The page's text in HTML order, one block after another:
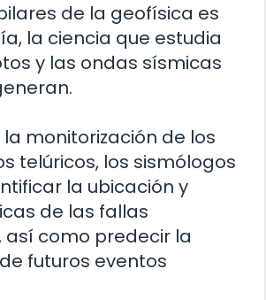
de la geofísica es
la ciencia que estudia
y las ondas sísmicas
monitorización de los
telúricos, los sismólogos
la ubicación y
de las fallas
así como predecir la
futuros eventos